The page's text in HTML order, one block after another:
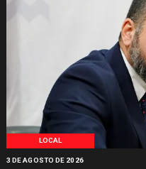
LOCAL
3 DE AGOSTO DE 2026